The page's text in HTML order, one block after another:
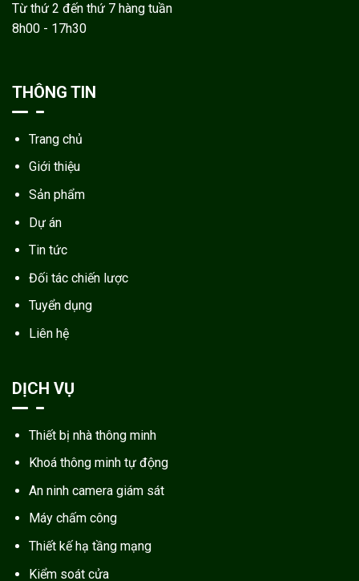
Từ thứ 2 đến thứ 7 hàng tuần
8h00 - 17h30
THÔNG TIN
Trang chủ
Giới thiệu
Sản phẩm
Dự án
Tin tức
Đối tác chiến lược
Tuyển dụng
Liên hệ
DỊCH VỤ
Thiết bị nhà thông minh
Khoá thông minh tự động
An ninh camera giám sát
Máy chấm công
Thiết kế hạ tầng mạng
Kiểm soát cửa